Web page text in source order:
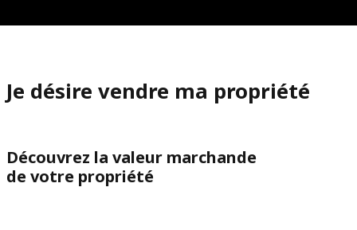
Je désire vendre ma propriété
Découvrez la valeur marchande
de votre propriété